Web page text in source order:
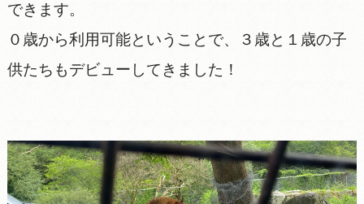
できます。
０歳から利用可能ということで、３歳と１歳の子
供たちもデビューしてきました！